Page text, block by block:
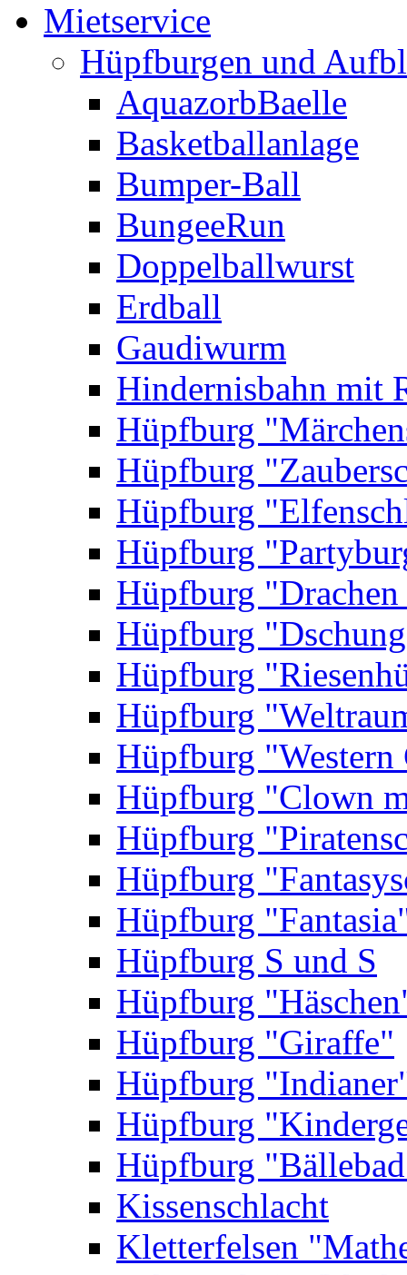
Mietservice
Hüpfburgen und
AquazorbBaelle
Basketballanlage
Bumper-Ball
BungeeRun
Doppelballwurst
Erdball
Gaudiwurm
Hindernisbahn mit
Hüpfburg
Hüpfburg
Hüpfburg
Hüpfburg
Hüpfburg
Hüpfburg
Hüpfburg
Hüpfburg
Hüpfburg
Hüpfburg "Clown
Hüpfburg
Hüpfburg
Hüpfburg
Hüpfburg S und S
Hüpfburg
Hüpfburg "Giraffe"
Hüpfburg
Hüpfburg
Hüpfburg
Kissenschlacht
Kletterfelsen